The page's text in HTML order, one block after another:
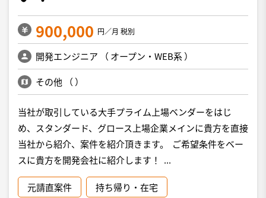
900,000 円／月 税別
開発エンジニア （ オープン・WEB系）
その他 （ ）
当社が取引している大手プライム上場ベンダーをはじ
め、スタンダード、グロース上場企業メインに貴方を直接
当社から紹介、案件を紹介頂きます。 ご希望条件をベー
スに貴方を開発会社に紹介します！ ...
元請直案件 持ち帰り・在宅